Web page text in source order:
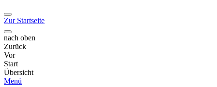
Zur Startseite
nach oben
Zurück
Vor
Start
Übersicht
Menü